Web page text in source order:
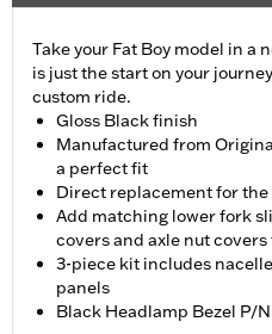
Take your Fat Boy model in
is just the start on your
custom ride.
Gloss Black finish
Manufactured from
a perfect fit
Direct replacement for
Add matching lower fork
covers and axle nut
3-piece kit includes
panels
Black Headlamp Bezel P/